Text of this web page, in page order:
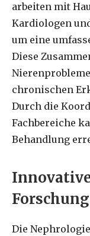
arbeiten mit
Kardiologen
um eine
Diese
chronischen
Durch die
Fachbereiche
Behandlung
Die